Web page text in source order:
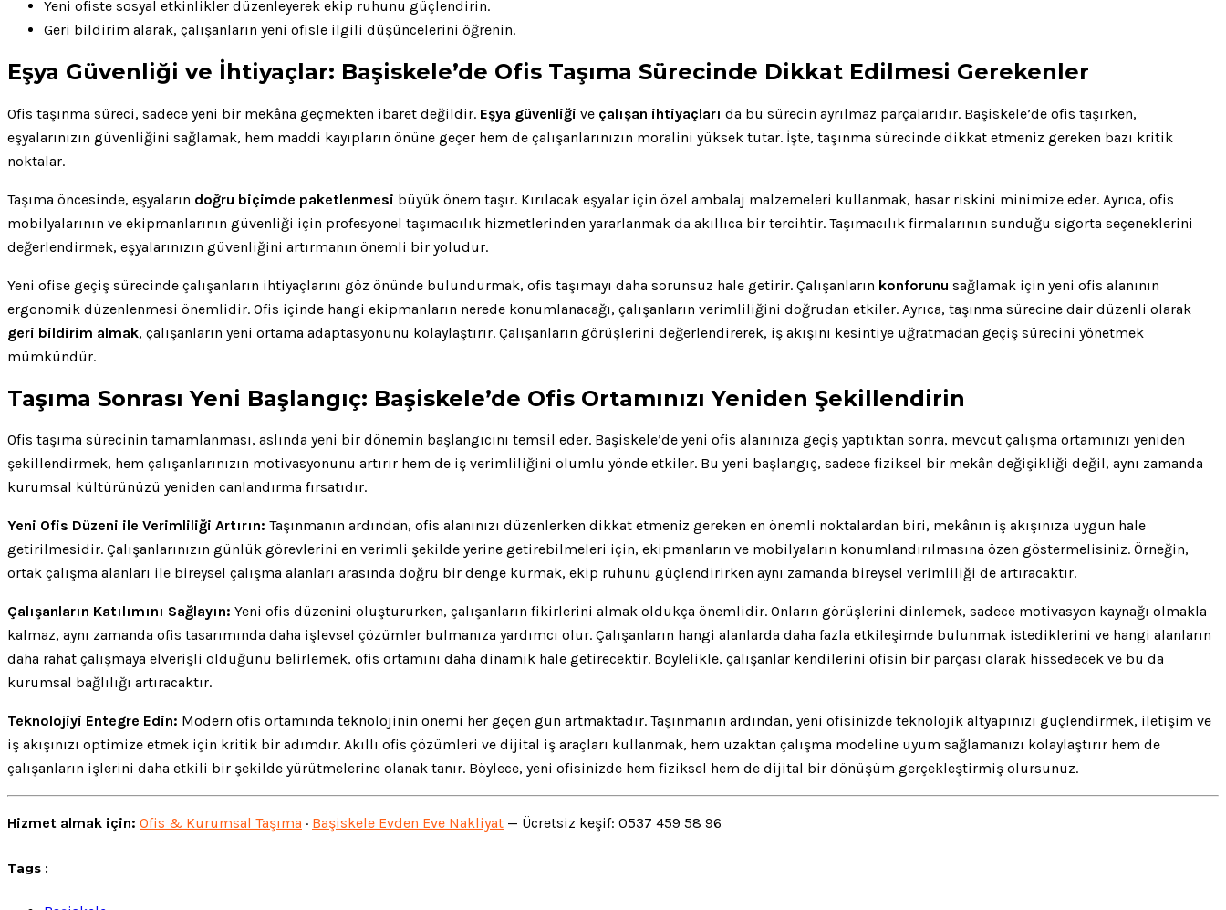
Yeni ofiste sosyal etkinlikler düzenleyerek ekip ruhunu güçlendirin.
Geri bildirim alarak, çalışanların yeni ofisle ilgili düşüncelerini öğrenin.
Eşya Güvenliği ve İhtiyaçlar: Başiskele’de Ofis Taşıma Sürecinde Dikkat Edilmesi Gerekenler
Ofis taşınma süreci, sadece yeni bir mekâna geçmekten ibaret değildir. Eşya güvenliği ve çalışan ihtiyaçları da bu sürecin ayrılmaz parçalarıdır. Başiskele’de ofis taşırken,
eşyalarınızın güvenliğini sağlamak, hem maddi kayıpların önüne geçer hem de çalışanlarınızın moralini yüksek tutar. İşte, taşınma sürecinde dikkat etmeniz gereken bazı kritik
noktalar.
Taşıma öncesinde, eşyaların doğru biçimde paketlenmesi büyük önem taşır. Kırılacak eşyalar için özel ambalaj malzemeleri kullanmak, hasar riskini minimize eder. Ayrıca, ofis
mobilyalarının ve ekipmanlarının güvenliği için profesyonel taşımacılık hizmetlerinden yararlanmak da akıllıca bir tercihtir. Taşımacılık firmalarının sunduğu sigorta seçeneklerini
değerlendirmek, eşyalarınızın güvenliğini artırmanın önemli bir yoludur.
Yeni ofise geçiş sürecinde çalışanların ihtiyaçlarını göz önünde bulundurmak, ofis taşımayı daha sorunsuz hale getirir. Çalışanların konforunu sağlamak için yeni ofis alanının
ergonomik düzenlenmesi önemlidir. Ofis içinde hangi ekipmanların nerede konumlanacağı, çalışanların verimliliğini doğrudan etkiler. Ayrıca, taşınma sürecine dair düzenli olarak
geri bildirim almak, çalışanların yeni ortama adaptasyonunu kolaylaştırır. Çalışanların görüşlerini değerlendirerek, iş akışını kesintiye uğratmadan geçiş sürecini yönetmek
mümkündür.
Taşıma Sonrası Yeni Başlangıç: Başiskele’de Ofis Ortamınızı Yeniden Şekillendirin
Ofis taşıma sürecinin tamamlanması, aslında yeni bir dönemin başlangıcını temsil eder. Başiskele’de yeni ofis alanınıza geçiş yaptıktan sonra, mevcut çalışma ortamınızı yeniden
şekillendirmek, hem çalışanlarınızın motivasyonunu artırır hem de iş verimliliğini olumlu yönde etkiler. Bu yeni başlangıç, sadece fiziksel bir mekân değişikliği değil, aynı zamanda
kurumsal kültürünüzü yeniden canlandırma fırsatıdır.
Yeni Ofis Düzeni ile Verimliliği Artırın: Taşınmanın ardından, ofis alanınızı düzenlerken dikkat etmeniz gereken en önemli noktalardan biri, mekânın iş akışınıza uygun hale
getirilmesidir. Çalışanlarınızın günlük görevlerini en verimli şekilde yerine getirebilmeleri için, ekipmanların ve mobilyaların konumlandırılmasına özen göstermelisiniz. Örneğin,
ortak çalışma alanları ile bireysel çalışma alanları arasında doğru bir denge kurmak, ekip ruhunu güçlendirirken aynı zamanda bireysel verimliliği de artıracaktır.
Çalışanların Katılımını Sağlayın: Yeni ofis düzenini oluştururken, çalışanların fikirlerini almak oldukça önemlidir. Onların görüşlerini dinlemek, sadece motivasyon kaynağı olmakla
kalmaz, aynı zamanda ofis tasarımında daha işlevsel çözümler bulmanıza yardımcı olur. Çalışanların hangi alanlarda daha fazla etkileşimde bulunmak istediklerini ve hangi alanların
daha rahat çalışmaya elverişli olduğunu belirlemek, ofis ortamını daha dinamik hale getirecektir. Böylelikle, çalışanlar kendilerini ofisin bir parçası olarak hissedecek ve bu da
kurumsal bağlılığı artıracaktır.
Teknolojiyi Entegre Edin: Modern ofis ortamında teknolojinin önemi her geçen gün artmaktadır. Taşınmanın ardından, yeni ofisinizde teknolojik altyapınızı güçlendirmek, iletişim ve
iş akışınızı optimize etmek için kritik bir adımdır. Akıllı ofis çözümleri ve dijital iş araçları kullanmak, hem uzaktan çalışma modeline uyum sağlamanızı kolaylaştırır hem de
çalışanların işlerini daha etkili bir şekilde yürütmelerine olanak tanır. Böylece, yeni ofisinizde hem fiziksel hem de dijital bir dönüşüm gerçekleştirmiş olursunuz.
Hizmet almak için: Ofis & Kurumsal Taşıma · Başiskele Evden Eve Nakliyat — Ücretsiz keşif: 0537 459 58 96
Tags :